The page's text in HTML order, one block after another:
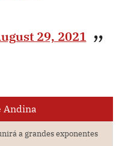
29, 2021
Andina
a grandes exponentes